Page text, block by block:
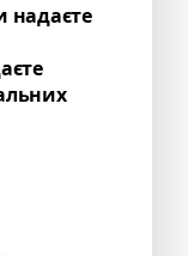
надаєте